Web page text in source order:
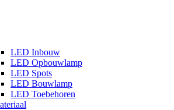
LED Inbouw
LED Opbouwlamp
LED Spots
LED Bouwlamp
LED Toebehoren